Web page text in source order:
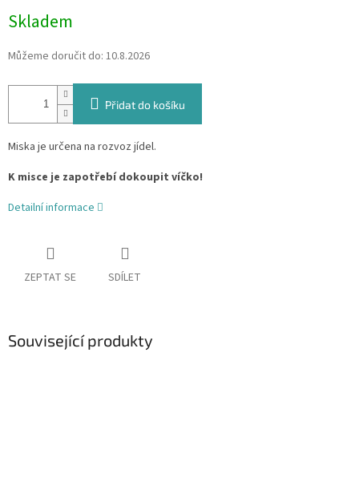
Skladem
Můžeme doručit do: 10.8.2026
Přidat do košíku
Miska je určena na rozvoz jídel.
K misce je zapotřebí dokoupit víčko!
Detailní informace
ZEPTAT SE SDÍLET
Související produkty